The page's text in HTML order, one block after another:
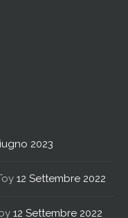
2023
12 Settembre 2022
12 Settembre 2022